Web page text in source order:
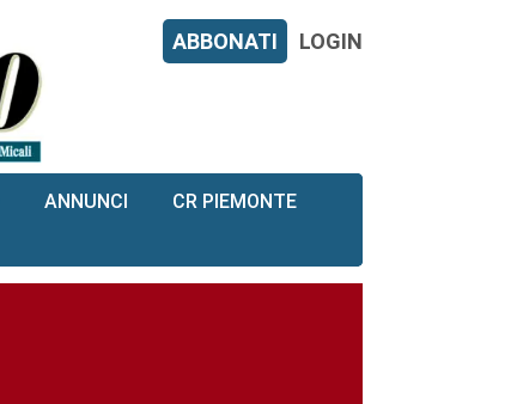
ABBONATI LOGIN
ANNUNCI CR PIEMONTE